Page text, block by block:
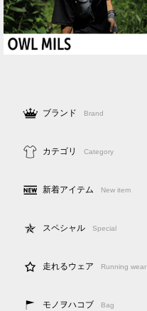
ブランド Brand
カテゴリ Category
新着アイテム New item
スペシャル Special
走れるウェア Running wear
モノヲハコブ Bag